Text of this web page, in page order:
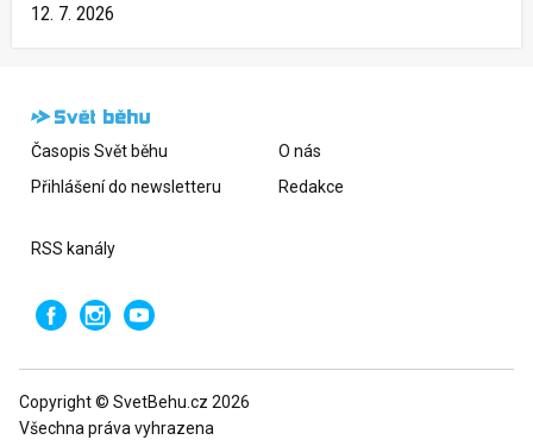
12. 7. 2026
Časopis Svět běhu
Přihlášení do newsletteru
O nás
Redakce
RSS kanály
Copyright © SvetBehu.cz 2026
Všechna práva vyhrazena